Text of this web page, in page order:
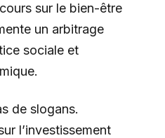
sur le bien-être
un arbitrage
sociale et
de slogans.
l’investissement